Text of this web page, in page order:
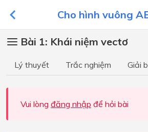
Cho hình vuông
Bài 1: Khái niệm vectơ
Lý thuyết Trắc nghiệm Giải
Vui lòng đăng nhập để hỏi bài